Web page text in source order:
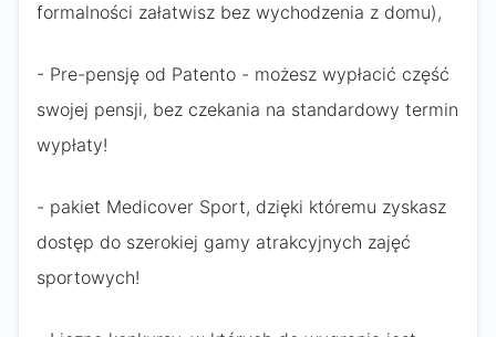
formalności załatwisz bez wychodzenia z domu),
- Pre-pensję od Patento - możesz wypłacić część
swojej pensji, bez czekania na standardowy termin
wypłaty!
- pakiet Medicover Sport, dzięki któremu zyskasz
dostęp do szerokiej gamy atrakcyjnych zajęć
sportowych!